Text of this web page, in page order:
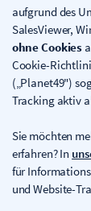
aufgrund des
SalesViewer,
ohne Cookies
Cookie-
(„Planet49")
Tracking aktiv
Sie möchten
erfahren? In
für
und Website-